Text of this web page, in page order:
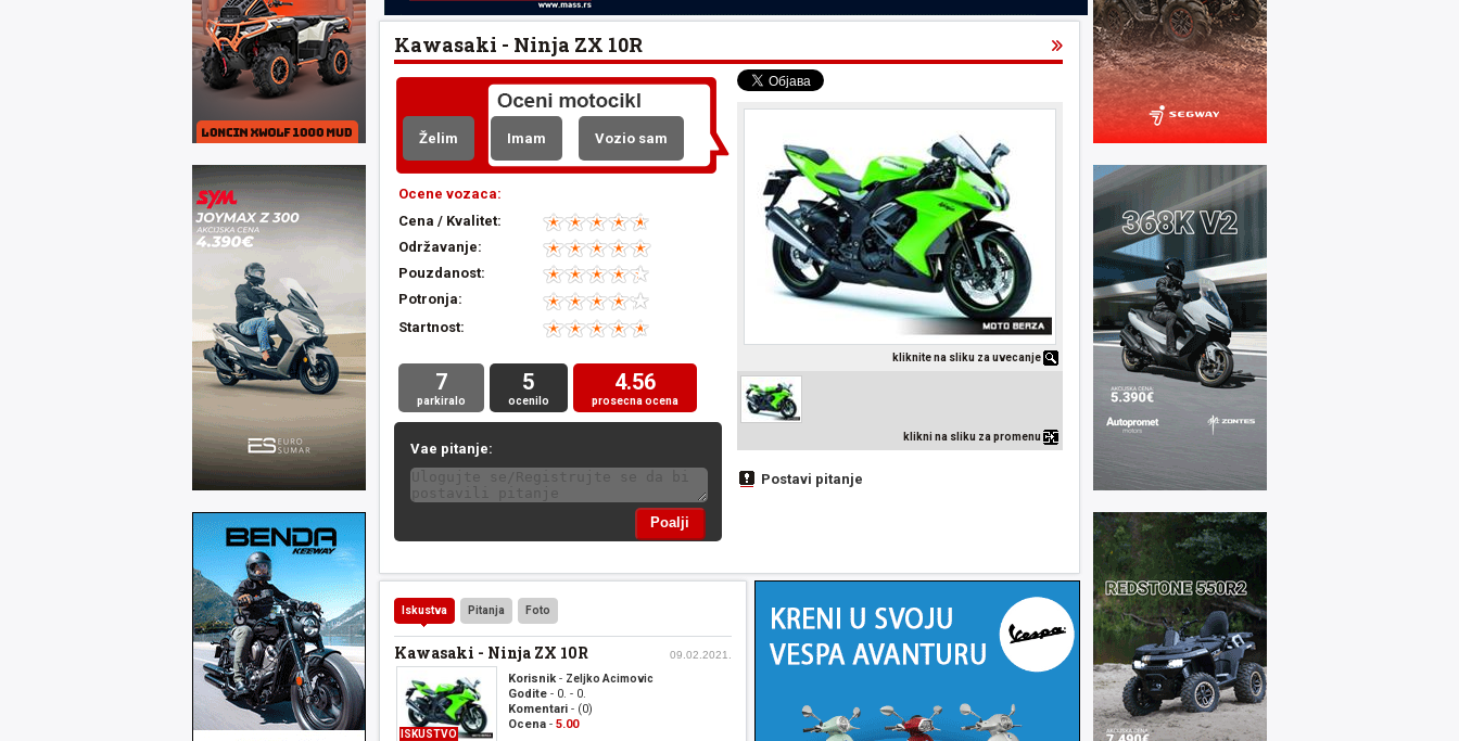
Kawasaki - Ninja ZX 10R
Želim Imam Vozio sam
Ocene vozaca:
Cena / Kvalitet:
Održavanje:
Pouzdanost:
Potronja:
Startnost:
7
parkiralo
5
ocenilo
4.56
prosecna ocena
Vae pitanje:
kliknite na sliku za uvecanje
klikni na sliku za promenu
Postavi pitanje
Iskustva Pitanja Foto
Kawasaki - Ninja ZX 10R 09.02.2021.
ISKUSTVO
Korisnik- Zeljko Acimovic
Godite- 0. - 0.
Komentari- (0)
Ocena- 5.00